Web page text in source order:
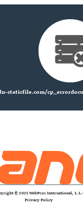
cdn-staticfile.com/
© 2025 WebPros International,
Privacy Policy